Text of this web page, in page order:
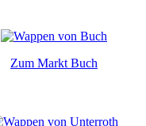
Zum Markt Buch